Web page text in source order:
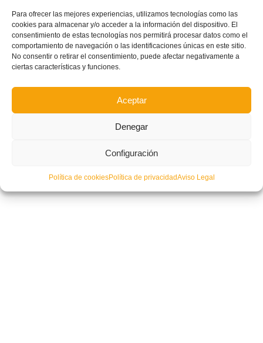
Para ofrecer las mejores experiencias, utilizamos tecnologías como las
cookies para almacenar y/o acceder a la información del dispositivo. El
consentimiento de estas tecnologías nos permitirá procesar datos como el
comportamiento de navegación o las identificaciones únicas en este sitio.
No consentir o retirar el consentimiento, puede afectar negativamente a
ciertas características y funciones.
Aceptar
Denegar
Configuración
Política de cookiesPolítica de privacidadAviso Legal